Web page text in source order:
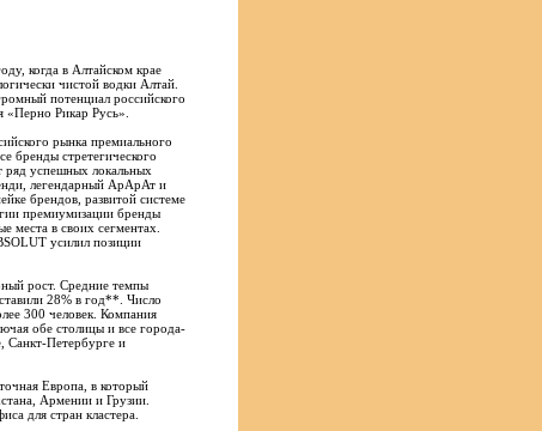
когда в Алтайском крае
чистой водки Алтай.
потенциал российского
«Перно Рикар Русь».
рынка премиального
бренды стретегического
ряд успешных локальных
легендарный АрАрАт и
брендов, развитой системе
премиумизации бренды
места в своих сегментах.
усилил позиции
рост. Средние темпы
28% в год**. Число
300 человек. Компания
обе столицы и все города-
Санкт-Петербурге и
Европа, в который
Армении и Грузии.
для стран кластера.